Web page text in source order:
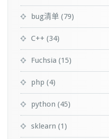
bug清单 (79)
C++ (34)
Fuchsia (15)
php (4)
python (45)
sklearn (1)